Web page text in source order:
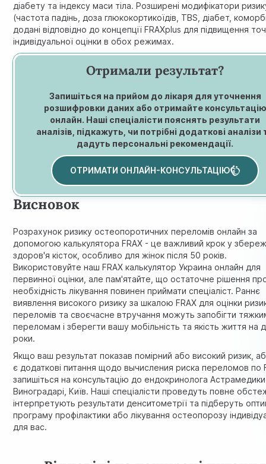
діабету та індексу маси тіла. Розширені модифікатори
(частота падінь, доза глюкокортикоїдів, TBS, діабет,
додані відповідно до концепції FRAXplus для підвищення
індивідуальної оцінки в обох режимах.
Отримали результат?
Запишіться на прийом до лікаря для уточнення
розшифровки даних або отримайте консультацію
онлайн. Наші спеціалісти пояснять результати
аналізів, підкажуть, чи потрібні додаткові аналізи
дадуть персональні рекомендації.
ОТРИМАТИ ОНЛАЙН-КОНСУЛЬТАЦІЮ
Висновок
Розрахунок ризику остеопоротичних переломів онлайн за
допомогою калькулятора FRAX - це важливий крок у
здоров'я кісток, особливо для жінок після 50 років.
Використовуйте наш FRAX калькулятор Украина онлайн для
первинної оцінки, але пам'ятайте, що остаточне рішення
необхідність лікування повинен приймати спеціаліст. Раннє
виявлення високого ризику за шкалою FRAX для оцінки
переломів та своєчасне втручання можуть запобігти
переломам і зберегти вашу мобільність та якість життя на
роки.
Якщо ваш результат показав помірний або високий ризик,
є додаткові питання щодо вычисления риска переломов по
запишіться на консультацію до ендокринолога
Виноградарі, Київ. Наші спеціалісти проведуть повне
інтерпретують результати денситометрії та підберуть
програму профілактики або лікування остеопорозу
для вас.